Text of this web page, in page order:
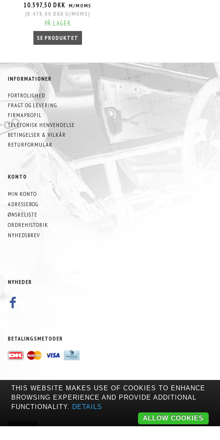
10.597,50 DKK M/MOMS
(8.478,00 DKK U/MOMS )
PÅ LAGER
SE PRODUKTET
INFORMATIONER
FORTROLIGHED
FRAGT OG LEVERING
FIRMAPROFIL
TELEFONISK HENVENDELSE
BETINGELSER & VILKÅR
RETURFORMULAR
KONTO
MIN KONTO
ADRESSEBOG
ØNSKELISTE
ORDREHISTORIK
NYHEDSBREV
NYHEDER
BETALINGSMETODER
TILMELD NYHEDSBREV
ADRESSE
TILMELD AFMELD
THIS WEBSITE MAKES USE OF COOKIES TO ENHANCE
BROWSING EXPERIENCE AND PROVIDE ADDITIONAL
FUNCTIONALITY. DETAILS
ALLOW COOKIES